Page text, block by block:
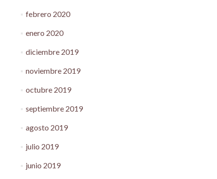
febrero 2020
enero 2020
diciembre 2019
noviembre 2019
octubre 2019
septiembre 2019
agosto 2019
julio 2019
junio 2019